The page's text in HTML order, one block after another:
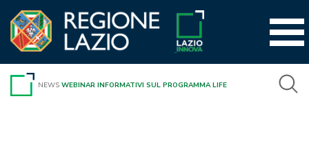
contenuto
NEWS WEBINAR INFORMATIVI SUL PROGRAMMA LIFE